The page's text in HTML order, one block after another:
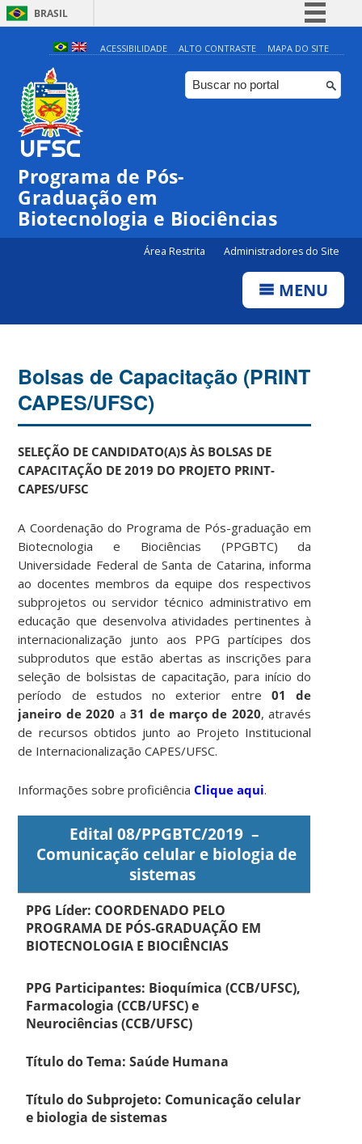
BRASIL
Simplifique!
Comunica BR
Participe
ACESSIBILIDADE ALTO CONTRASTE MAPA DO SITE
Programa de Pós-
Graduação em
Biotecnologia e Biociências
Área Restrita Administradores do Site
MENU
Bolsas de Capacitação (PRINT
CAPES/UFSC)
SELEÇÃO DE CANDIDATO(A)S ÀS BOLSAS DE
CAPACITAÇÃO DE 2019 DO PROJETO PRINT-
CAPES/UFSC
A Coordenação do Programa de Pós-graduação em
Biotecnologia e Biociências (PPGBTC) da
Universidade Federal de Santa de Catarina, informa
ao docentes membros da equipe dos respectivos
subprojetos ou servidor técnico administrativo em
educação que desenvolva atividades pertinentes à
internacionalização junto aos PPG partícipes dos
subprodutos que estão abertas as inscrições para
seleção de bolsistas de capacitação, para início do
período de estudos no exterior entre01 de
janeiro de 2020 a31 de março de 2020, através
de recursos obtidos junto ao Projeto Institucional
de Internacionalização CAPES/UFSC.
Informações sobre proficiênciaClique aqui.
Edital 08/PPGBTC/2019 –
Comunicação celular e biologia de
sistemas
PPG Líder: COORDENADO PELO
PROGRAMA DE PÓS-GRADUAÇÃO EM
BIOTECNOLOGIA E BIOCIÊNCIAS
PPG Participantes: Bioquímica (CCB/UFSC),
Farmacologia (CCB/UFSC) e
Neurociências (CCB/UFSC)
Título do Tema: Saúde Humana
Título do Subprojeto: Comunicação celular
e biologia de sistemas